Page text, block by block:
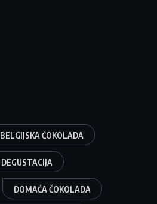
BELGIJSKA ČOKOLADA
DEGUSTACIJA
DOMAĆA ČOKOLADA